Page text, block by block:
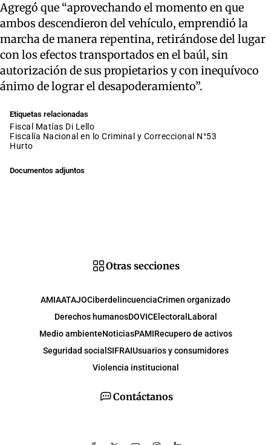
Agregó que “aprovechando el momento en que
ambos descendieron del vehículo, emprendió la
marcha de manera repentina, retirándose del lugar
con los efectos transportados en el baúl, sin
autorización de sus propietarios y con inequívoco
ánimo de lograr el desapoderamiento”.
Etiquetas relacionadas
fiscal Matías Di Lello
Fiscalía Nacional en lo Criminal y Correccional N°53
hurto
Documentos adjuntos
Contáctanos
Otras secciones
AMIAATAJOCiberdelincuenciaCrimen organizado
Derechos humanosDOVICElectoral Laboral
Medio ambienteNoticiasPAMIRecupero de activos
Seguridad social SIFRAIUsuarios y consumidores
Violencia institucional